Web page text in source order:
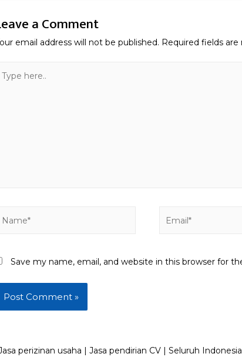
a Comment
email address will not be published. Required fields are
here..
Save my name, email, and website in this browser for
perizinan usaha | Jasa pendirian CV | Seluruh Indonesia